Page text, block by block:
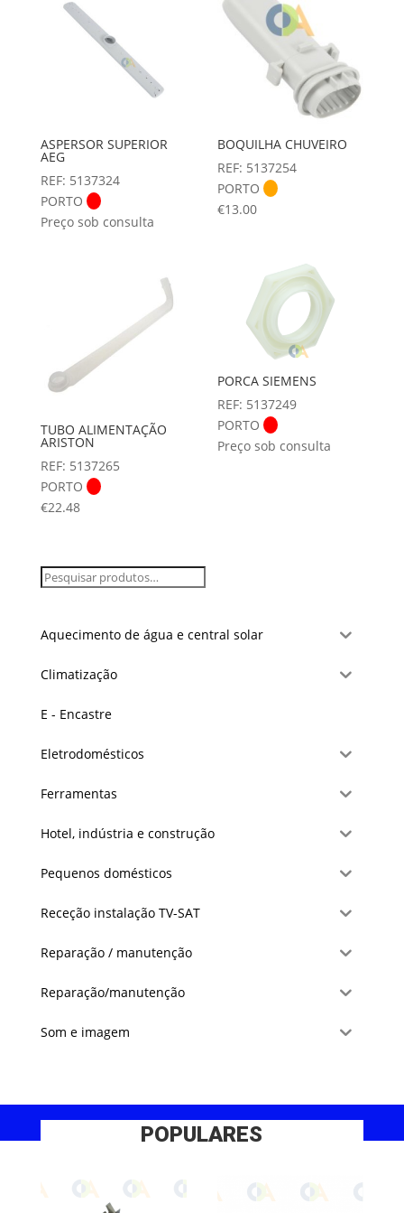
ASPERSOR SUPERIOR
AEG
REF: 5137324
PORTO
Preço sob consulta
BOQUILHA CHUVEIRO
REF: 5137254
PORTO
€13.00
TUBO ALIMENTAÇÃO
ARISTON
REF: 5137265
PORTO
€22.48
PORCA SIEMENS
REF: 5137249
PORTO
Preço sob consulta
Aquecimento de água e central solar
Climatização
E - Encastre
Eletrodomésticos
Ferramentas
Hotel, indústria e construção
Pequenos domésticos
Receção instalação TV-SAT
Reparação / manutenção
Reparação/manutenção
Som e imagem
POPULARES